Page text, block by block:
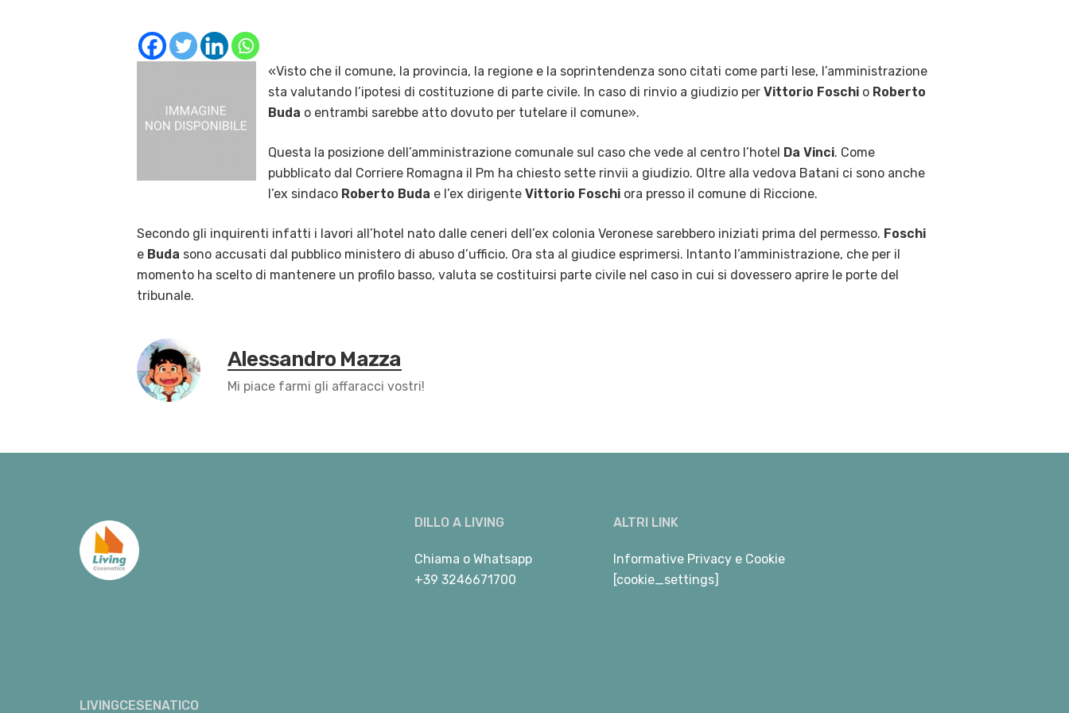
«Visto che il comune, la provincia, la regione e la soprintendenza sono citati come parti lese, l’amministrazione
sta valutando l’ipotesi di costituzione di parte civile. In caso di rinvio a giudizio per Vittorio Foschi o Roberto
Buda o entrambi sarebbe atto dovuto per tutelare il comune».
Questa la posizione dell’amministrazione comunale sul caso che vede al centro l’hotel Da Vinci. Come
pubblicato dal Corriere Romagna il Pm ha chiesto sette rinvii a giudizio. Oltre alla vedova Batani ci sono anche
l’ex sindaco Roberto Buda e l’ex dirigente Vittorio Foschi ora presso il comune di Riccione.
Secondo gli inquirenti infatti i lavori all’hotel nato dalle ceneri dell’ex colonia Veronese sarebbero iniziati prima del permesso. Foschi
e Buda sono accusati dal pubblico ministero di abuso d’ufficio. Ora sta al giudice esprimersi. Intanto l’amministrazione, che per il
momento ha scelto di mantenere un profilo basso, valuta se costituirsi parte civile nel caso in cui si dovessero aprire le porte del
tribunale.
Alessandro Mazza
Mi piace farmi gli affaracci vostri!
LIVINGCESENATICO
DILLO A LIVING
Chiama o Whatsapp
+39 3246671700
ALTRI LINK
Informative Privacy e Cookie
[cookie_settings]